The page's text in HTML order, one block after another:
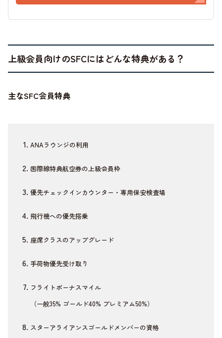
上級会員向けのSFCにはどんな特典がある？
主なSFC会員特典
ANAラウンジの利用
国際線特典航空券の上級会員枠
優先チェックインカウンター・専用保安検査場
飛行機への優先搭乗
座席クラスのアップグレード
手荷物優先受け取り
フライトボーナスマイル
（一般35% ゴールド40% プレミアム50%）
スターアライアンスゴールドメンバーの資格